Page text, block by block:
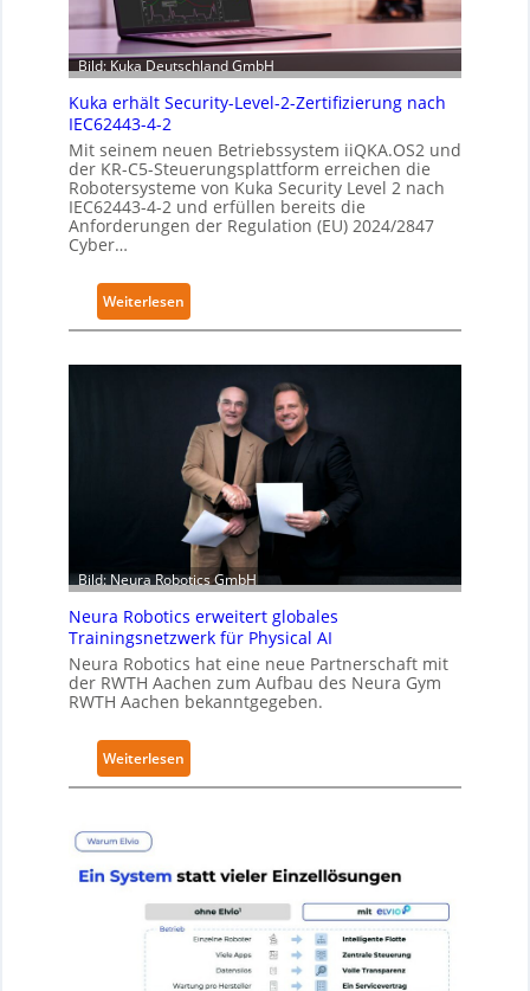
Bild: Kuka Deutschland GmbH
Kuka erhält Security-Level-2-Zertifizierung nach
IEC62443-4-2
Mit seinem neuen Betriebssystem iiQKA.OS2 und
der KR-C5-Steuerungsplattform erreichen die
Robotersysteme von Kuka Security Level 2 nach
IEC62443-4-2 und erfüllen bereits die
Anforderungen der Regulation (EU) 2024/2847
Cyber…
Weiterlesen
K
r
h
ä
l
t
S
e
c
u
r
i
y
-
e
-
Bild: Neura Robotics GmbH
Neura Robotics erweitert globales
Trainingsnetzwerk für Physical AI
Neura Robotics hat eine neue Partnerschaft mit
der RWTH Aachen zum Aufbau des Neura Gym
RWTH Aachen bekanntgegeben.
Weiterlesen
N
a
R
o
o